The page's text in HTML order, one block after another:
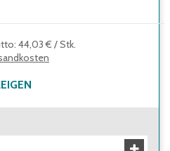
: 44,03 € /Stk.